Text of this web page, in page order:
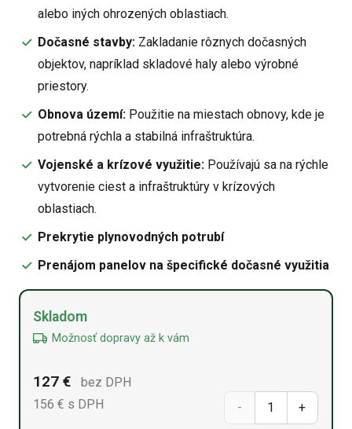
alebo iných ohrozených oblastiach.
Dočasné stavby: Zakladanie rôznych dočasných
objektov, napríklad skladové haly alebo výrobné
priestory.
Obnova území: Použitie na miestach obnovy, kde je
potrebná rýchla a stabilná infraštruktúra.
Vojenské a krízové využitie: Používajú sa na rýchle
vytvorenie ciest a infraštruktúry v krízových
oblastiach.
Prekrytie plynovodných potrubí
Prenájom panelov na špecifické dočasné využitia
množstvo
Alternative:
Skladom
Možnosť dopravy až k vám
127 €
bez DPH
156 € s DPH